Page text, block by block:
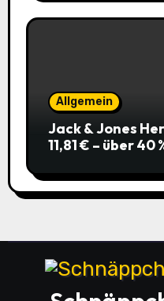
Allgemein
Jack & Jones
11,81 € – über 40